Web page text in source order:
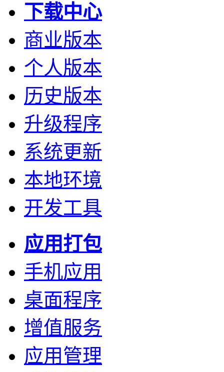
下载中心
商业版本
个人版本
历史版本
升级程序
系统更新
本地环境
开发工具
应用打包
手机应用
桌面程序
增值服务
应用管理